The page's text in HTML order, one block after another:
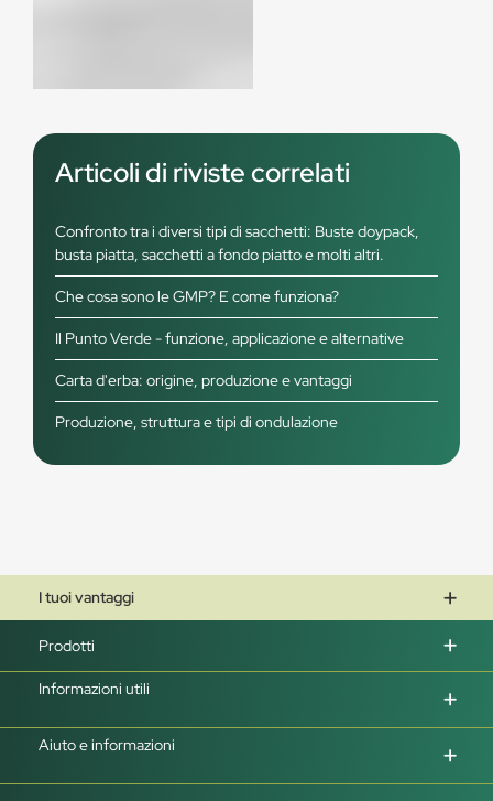
Articoli di riviste correlati
Confronto tra i diversi tipi di sacchetti: Buste doypack,
busta piatta, sacchetti a fondo piatto e molti altri.
Che cosa sono le GMP? E come funziona?
Il Punto Verde - funzione, applicazione e alternative
Carta d'erba: origine, produzione e vantaggi
Produzione, struttura e tipi di ondulazione
I tuoi vantaggi
Prodotti
Informazioni utili
Aiuto e informazioni